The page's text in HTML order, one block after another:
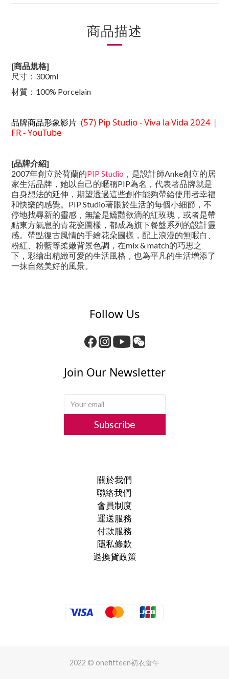
商品描述
[商品規格]
尺寸： 300ml
材質： 100% Porcelain
品牌商品形象影片 (57) Pip Studio - Viva la Vida 2024 |
FR - YouTube
[品牌介紹]
2007年創立於荷蘭的PIP Studio ，是設計師Anke創立的居
家生活品牌，她以自己的暱稱PIP為名，代表著品牌就是
自身想法的延伸，期望透過這些創作能夠帶給使用者幸福
和快樂的感覺。PIP Studio著眼於生活的每個小細節，不
停地找尋新的靈感，無論是嬌豔欲滴的紅玫瑰，或者是帶
點東方氣息的青花瓷圖樣，都成為旗下餐盤系列的設計靈
感。帶點復古風情的手繪花朵圖樣，配上浪漫的無暇白、
粉紅、粉藍等柔嫩背景色調，在mix & match的巧思之
下，彩繪出精緻可愛的生活風格，也為平凡的生活增添了
一抹自然美好的風景。
Follow Us
Join Our Newsletter
Subscribe
關於我們
聯絡我們
會員制度
運送服務
付款服務
隱私條款
退換貨政策
2022 © onefifteen初衣食午